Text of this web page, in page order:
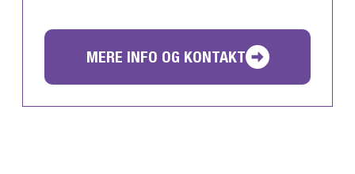
MERE INFO OG KONTAKT